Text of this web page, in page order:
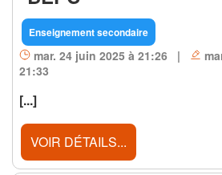
Enseignement secondaire
mar. 24 juin 2025 à 21:26 |
21:33
[...]
VOIR DÉTAILS...